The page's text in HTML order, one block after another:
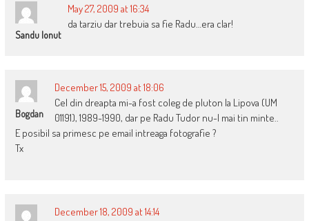
Sandu Ionut
May 27, 2009 at 16:34
da tarziu dar trebuia sa fie Radu…era clar!
Bogdan
December 15, 2009 at 18:06
Cel din dreapta mi-a fost coleg de pluton la Lipova (UM
01191), 1989-1990, dar pe Radu Tudor nu-l mai tin minte..
E posibil sa primesc pe email intreaga fotografie ?
Tx
December 18, 2009 at 14:14